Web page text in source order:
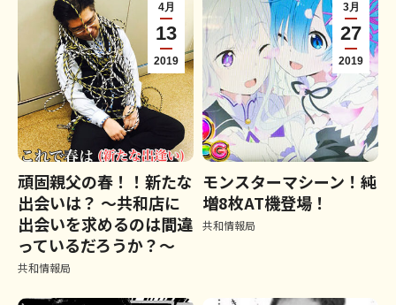
4月
13
2019
頑固親父の春！！新たな
出会いは？ ～共和店に
出会いを求めるのは間違
っているだろうか？～
共和情報局
3月
27
2019
モンスターマシーン！純
増8枚AT機登場！
共和情報局